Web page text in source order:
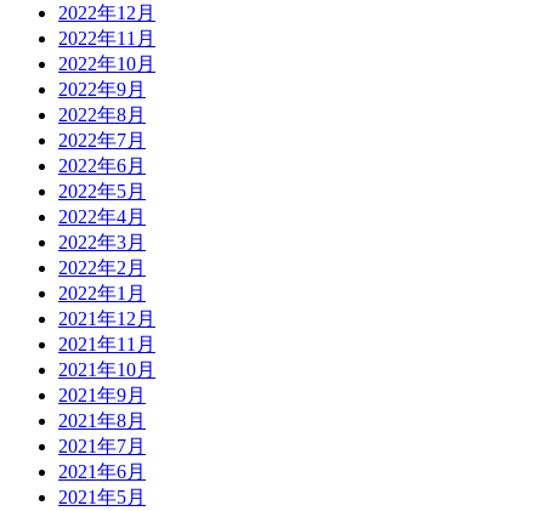
2022年12月
2022年11月
2022年10月
2022年9月
2022年8月
2022年7月
2022年6月
2022年5月
2022年4月
2022年3月
2022年2月
2022年1月
2021年12月
2021年11月
2021年10月
2021年9月
2021年8月
2021年7月
2021年6月
2021年5月